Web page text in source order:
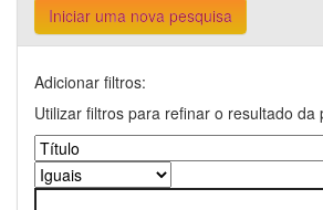
Iniciar uma nova pesquisa
Adicionar filtros:
Utilizar filtros para refinar o resultado da